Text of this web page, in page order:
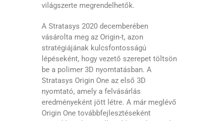
világszerte megrendelhetők.
A Stratasys 2020 decemberében
vásárolta meg az Origin-t, azon
stratégiájának kulcsfontosságú
lépéseként, hogy vezető szerepet töltsön
be a polimer 3D nyomtatásban. A
Stratasys Origin One az első 3D
nyomtató, amely a felvásárlás
eredményeként jött létre. A már meglévő
Origin One továbbfejlesztéseként